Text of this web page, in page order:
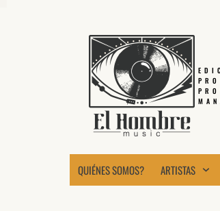
QUIÉNES SOMOS? ARTISTAS